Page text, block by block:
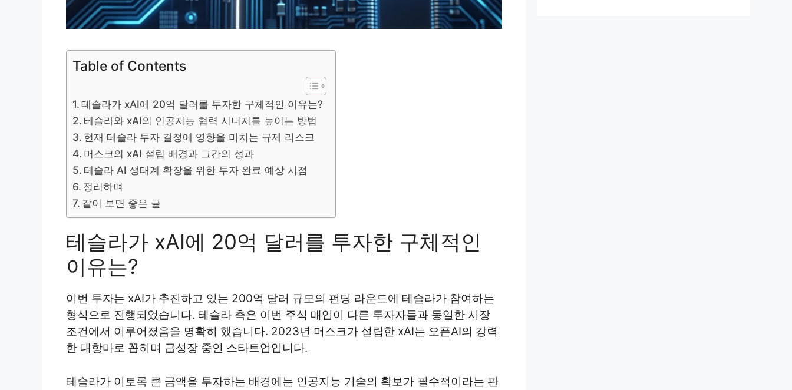
Table of Contents
테슬라가 xAI에 20억 달러를 투자한 구체적인 이유는?
테슬라와 xAI의 인공지능 협력 시너지를 높이는 방법
현재 테슬라 투자 결정에 영향을 미치는 규제 리스크
머스크의 xAI 설립 배경과 그간의 성과
테슬라 AI 생태계 확장을 위한 투자 완료 예상 시점
정리하며
같이 보면 좋은 글
테슬라가 xAI에 20억 달러를 투자한 구체적인
이유는?
이번 투자는 xAI가 추진하고 있는 200억 달러 규모의 펀딩 라운드에 테슬라가 참여하는
형식으로 진행되었습니다. 테슬라 측은 이번 주식 매입이 다른 투자자들과 동일한 시장
조건에서 이루어졌음을 명확히 했습니다. 2023년 머스크가 설립한 xAI는 오픈AI의 강력
한 대항마로 꼽히며 급성장 중인 스타트업입니다.
테슬라가 이토록 큰 금액을 투자하는 배경에는 인공지능 기술의 확보가 필수적이라는 판